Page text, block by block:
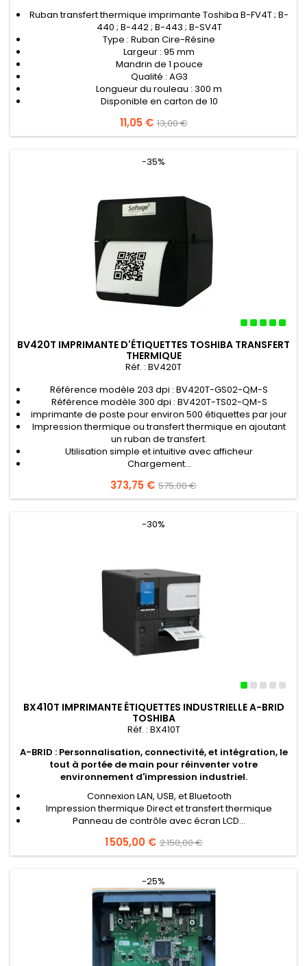
Ruban transfert thermique imprimante Toshiba B-FV4T ; B-
440 ; B-442 ; B-443 ; B-SV4T
Type : Ruban Cire-Résine
Largeur : 95 mm
Mandrin de 1 pouce
Qualité : AG3
Longueur du rouleau : 300 m
Disponible en carton de 10
Prix
11,05 € Prix
de
13,00 €
-35%
BV420T IMPRIMANTE D'ÉTIQUETTES TOSHIBA TRANSFERT
THERMIQUE
Réf. : BV420T
Référence modèle 203 dpi : BV420T-GS02-QM-S
Référence modèle 300 dpi : BV420T-TS02-QM-S
imprimante de poste pour environ 500 étiquettes par jour
Impression thermique ou transfert thermique en ajoutant
un ruban de transfert.
Utilisation simple et intuitive avec afficheur
Chargement...
Prix
373,75 € Prix
de
575,00 €
-30%
BX410T IMPRIMANTE ÉTIQUETTES INDUSTRIELLE A-BRID
TOSHIBA
Réf. : BX410T
A-BRID : Personnalisation, connectivité, et intégration, le
tout à portée de main pour réinventer votre
environnement d'impression industriel.
Connexion LAN, USB, et Bluetooth
Impression thermique Direct et transfert thermique
Panneau de contrôle avec écran LCD...
Prix
1 505,00 € Prix
de
2 150,00 €
-25%